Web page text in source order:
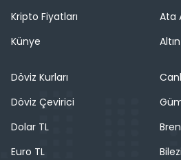
Kripto Fiyatları
Künye
Ata
Döviz Kurları
Döviz Çevirici
Dolar TL
Euro TL